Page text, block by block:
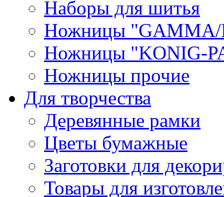
Наборы для шитья
Ножницы "GAMMA/
Ножницы "KONIG-
Ножницы прочие
Для творчества
Деревянные рамки
Цветы бумажные
Заготовки для
Товары для